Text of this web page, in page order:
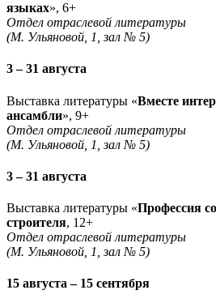
языках», 6+
Отдел отраслевой литературы
(М. Ульяновой, 1, зал № 5)
3 – 31 августа
Выставка литературы «Вместе
ансамбли», 9+
Отдел отраслевой литературы
(М. Ульяновой, 1, зал № 5)
3 – 31 августа
Выставка литературы «Профессия
строителя, 12+
Отдел отраслевой литературы
(М. Ульяновой, 1, зал № 5)
15 августа – 15 сентября